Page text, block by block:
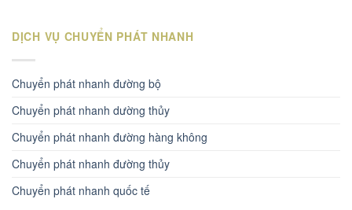
DỊCH VỤ CHUYỂN PHÁT NHANH
Chuyển phát nhanh đường bộ
Chuyển phát nhanh dường thủy
Chuyển phát nhanh đường hàng không
Chuyển phát nhanh đường thủy
Chuyển phát nhanh quốc tế